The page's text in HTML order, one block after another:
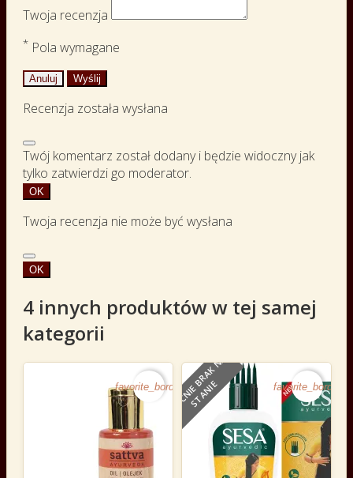
Twoja recenzja
* Pola wymagane
Anuluj Wyślij
Recenzja została wysłana
Twój komentarz został dodany i będzie widoczny jak
tylko zatwierdzi go moderator.
OK
Twoja recenzja nie może być wysłana
OK
4 innych produktów w tej samej
kategorii
favorite_borderO
B
E
C
N
I
E
B
R
A
K
N
A
S
T
A
N
I
E favorite_border